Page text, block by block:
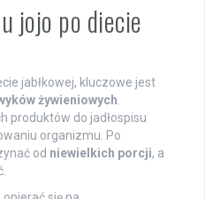
jojo po diecie
jabłkowej, kluczowe jest
żywieniowych
produktów do jadłospisu
organizmu. Po
od niewielkich porcji, a